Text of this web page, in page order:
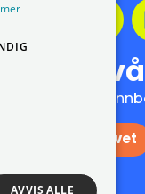
på
nyhetene rett i
på nyhetsbrevet
AVVIS ALLE